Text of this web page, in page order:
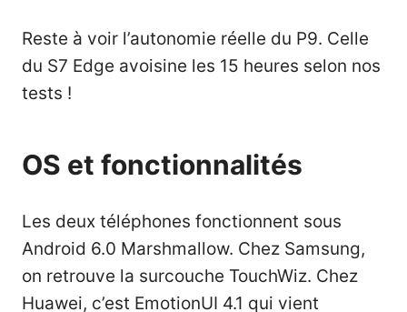
Reste à voir l’autonomie réelle du P9. Celle
du S7 Edge avoisine les 15 heures selon nos
tests !
OS et fonctionnalités
Les deux téléphones fonctionnent sous
Android 6.0 Marshmallow. Chez Samsung,
on retrouve la surcouche TouchWiz. Chez
Huawei, c’est EmotionUI 4.1 qui vient